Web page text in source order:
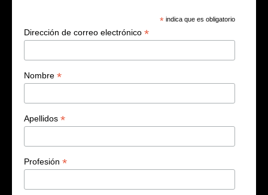
* indica que es obligatorio
Dirección de correo electrónico *
Nombre *
Apellidos *
Profesión *